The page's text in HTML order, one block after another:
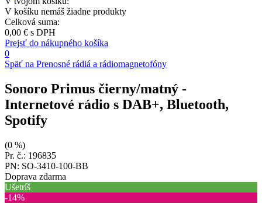
V košíku nemáš žiadne produkty
Celková suma:
0,00 € s DPH
Prejsť do nákupného košíka
0
Späť na Prenosné rádiá a rádiomagnetofóny
Sonoro Primus čierny/matný -
Internetové rádio s DAB+, Bluetooth,
Spotify
(0 %)
Pr. č.: 196835
PN: SO-3410-100-BB
Doprava zdarma
Ušetríš
‐14%